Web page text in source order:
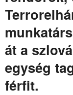
át a
egység
férfit.